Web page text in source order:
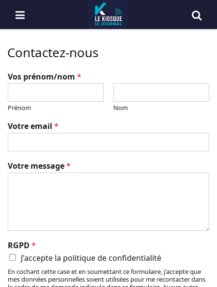
Contactez-nous
Vos prénom/nom *
Prénom Nom
Votre email *
Votre message*
RGPD *
J'accepte la politique de confidentialité
En cochant cette case et en soumettant ce formulaire, j'accepte que
mes données personnelles soient utilisées pour me recontacter dans